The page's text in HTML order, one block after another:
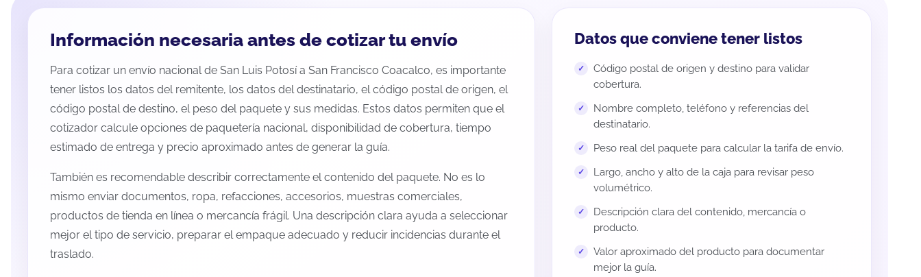
Información necesaria antes de cotizar tu envío
Para cotizar un envío nacional de San Luis Potosí a San Francisco Coacalco, es importante
tener listos los datos del remitente, los datos del destinatario, el código postal de origen, el
código postal de destino, el peso del paquete y sus medidas. Estos datos permiten que el
cotizador calcule opciones de paquetería nacional, disponibilidad de cobertura, tiempo
estimado de entrega y precio aproximado antes de generar la guía.
También es recomendable describir correctamente el contenido del paquete. No es lo
mismo enviar documentos, ropa, refacciones, accesorios, muestras comerciales,
productos de tienda en línea o mercancía frágil. Una descripción clara ayuda a seleccionar
mejor el tipo de servicio, preparar el empaque adecuado y reducir incidencias durante el
traslado.
Datos que conviene tener listos
Código postal de origen y destino para validar
cobertura.
Nombre completo, teléfono y referencias del
destinatario.
Peso real del paquete para calcular la tarifa de envío.
Largo, ancho y alto de la caja para revisar peso
volumétrico.
Descripción clara del contenido, mercancía o
producto.
Valor aproximado del producto para documentar
mejor la guía.